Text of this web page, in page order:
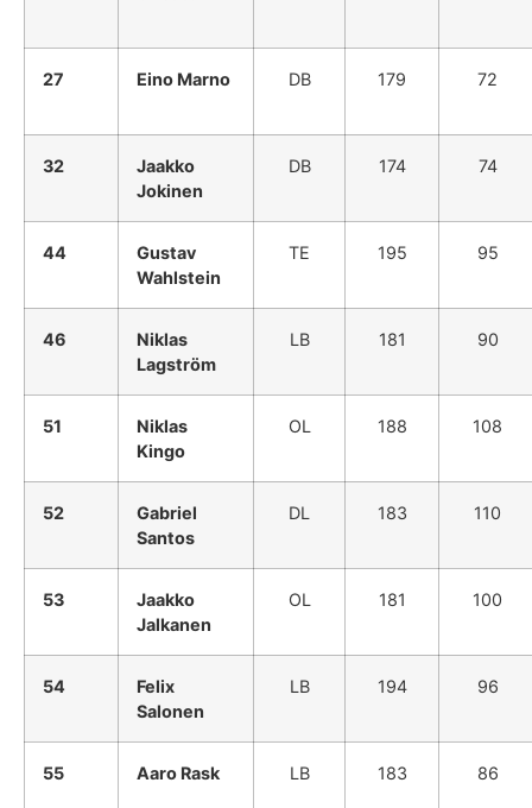
27 Eino Marno DB 179 72
32
Jaakko
Jokinen
DB 174 74
44
Gustav
Wahlstein
TE 195 95
46
Niklas
Lagström
LB 181 90
51
Niklas
Kingo
OL 188 108
52
Gabriel
Santos
DL 183 110
53
Jaakko
Jalkanen
OL 181 100
54
Felix
Salonen
LB 194 96
55 Aaro Rask LB 183 86